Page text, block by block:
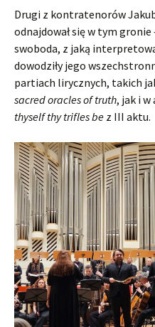
Drugi z kontratenorów
odnajdował się w tym gronie
swoboda, z jaką
dowodziły jego
partiach lirycznych, takich
sacred oracles of truth, jak i w
thyself thy trifles be z III aktu.